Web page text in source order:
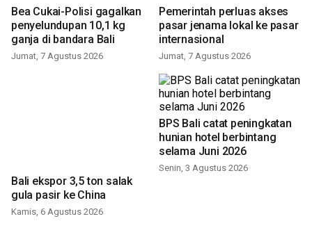
Bea Cukai-Polisi gagalkan
penyelundupan 10,1 kg
ganja di bandara Bali
Jumat, 7 Agustus 2026
Pemerintah perluas akses
pasar jenama lokal ke pasar
internasional
Jumat, 7 Agustus 2026
Bali ekspor 3,5 ton salak
gula pasir ke China
Kamis, 6 Agustus 2026